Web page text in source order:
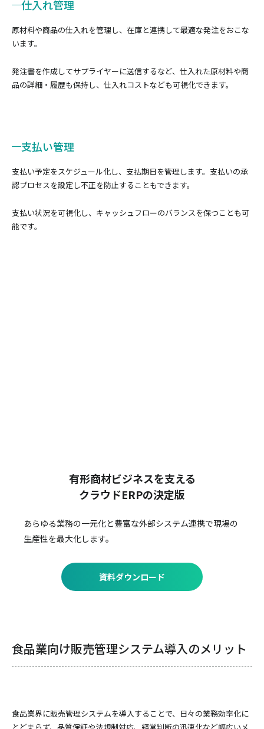
仕入れ管理
原材料や商品の仕入れを管理し、在庫と連携して最適な発注をおこな
います。
発注書を作成してサプライヤーに送信するなど、仕入れた原材料や商
品の詳細・履歴も保持し、仕入れコストなども可視化できます。
支払い管理
支払い予定をスケジュール化し、支払期日を管理します。支払いの承
認プロセスを設定し不正を防止することもできます。
支払い状況を可視化し、キャッシュフローのバランスを保つことも可
能です。
有形商材ビジネスを支える
クラウドERPの決定版
あらゆる業務の一元化と豊富な外部システム連携で現場の
生産性を最大化します。
資料ダウンロード
食品業向け販売管理システム導入のメリット
食品業界に販売管理システムを導入することで、日々の業務効率化に